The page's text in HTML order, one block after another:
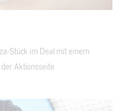
Stück im Deal mit einem
Aktionsseite